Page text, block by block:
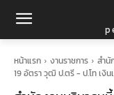
หน้าแรก งานราชการ
สำนั
19 อัตรา วุฒิ ป.ตรี - ป.โท เงิน